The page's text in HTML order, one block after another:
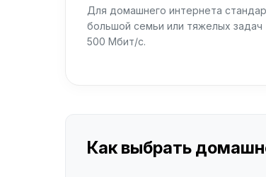
Для домашнего интернета
большой семьи или тяжелых
500 Мбит/с.
Как выбрать